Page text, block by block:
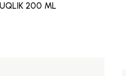
200 ML